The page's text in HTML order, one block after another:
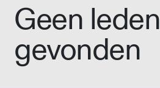
Geen leden
gevonden